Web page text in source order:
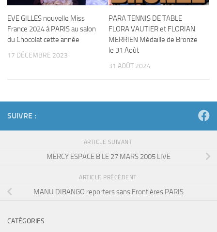
EVE GILLES nouvelle Miss
France 2024 à PARIS au salon
du Chocolat cette année
17 DÉCEMBRE 2023
PARA TENNIS DE TABLE
FLORA VAUTIER et FLORIAN
MERRIEN Médaille de Bronze
le 31 Août
31 AOÛT 2024
SUIVRE :
ARTICLE SUIVANT
MERCY ESPACE B LE 27 MARS 2005 LIVE
ARTICLE PRÉCÉDENT
MANU DIBANGO reporters sans Frontières PARIS
CATÉGORIES